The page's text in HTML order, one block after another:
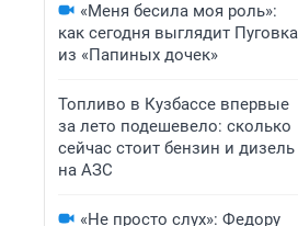
«Меня бесила моя роль»:
как сегодня выглядит Пуговка
из «Папиных дочек»
Топливо в Кузбассе впервые
за лето подешевело: сколько
сейчас стоит бензин и дизель
на АЗС
«Не просто слух»: Федору